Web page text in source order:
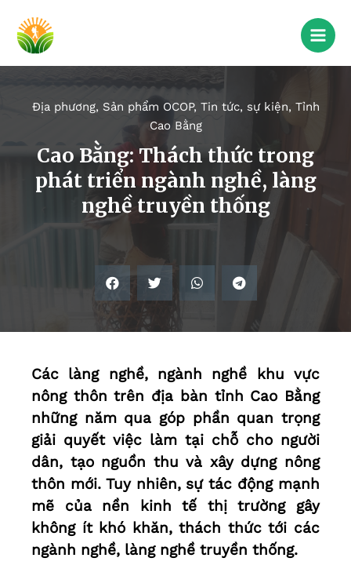
Địa phương, Sản phẩm OCOP, Tin tức, sự kiện, Tỉnh
Cao Bằng
Cao Bằng: Thách thức trong
phát triển ngành nghề, làng
nghề truyền thống
Các làng nghề, ngành nghề khu vực
nông thôn trên địa bàn tỉnh Cao Bằng
những năm qua góp phần quan trọng
giải quyết việc làm tại chỗ cho người
dân, tạo nguồn thu và xây dựng nông
thôn mới. Tuy nhiên, sự tác động mạnh
mẽ của nền kinh tế thị trường gây
không ít khó khăn, thách thức tới các
ngành nghề, làng nghề truyền thống.